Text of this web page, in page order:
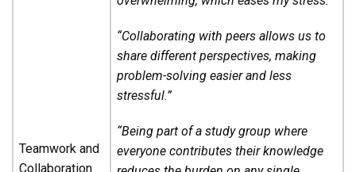
Teamwork and
Collaboration
“Collaborating with peers allows us to
share different perspectives, making
problem-solving easier and less
stressful.”
“Being part of a study group where
everyone contributes their knowledge